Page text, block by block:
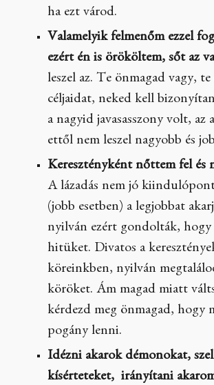
ha ezt várod.
Valamelyik felmenőm ezzel
ezért én is örököltem, sőt az
leszel az. Te önmagad vagy, te
céljaidat, neked kell
a nagyid javasasszony volt, az
ettől nem leszel nagyobb és
Keresztényként nőttem fel és
A lázadás nem jó
(jobb esetben) a legjobbat
nyilván ezért gondolták, hogy
hitüket. Divatos a
köreinkben, nyilván
köröket. Ám magad miatt
kérdezd meg önmagad, hogy
pogány lenni.
Idézni akarok démonokat,
kísérteteket, irányítani